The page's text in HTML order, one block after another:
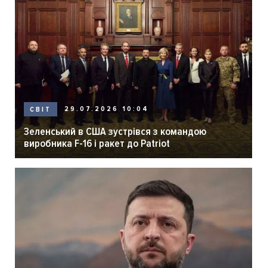
СВІТ 29.07.2026 10:04
Зеленський в США зустрівся з командою
виробника F-16 і ракет до Patriot